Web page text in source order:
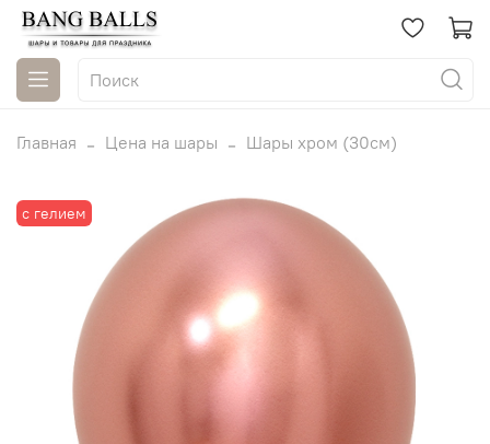
Главная Цена на шары Шары хром (30см)
с гелием